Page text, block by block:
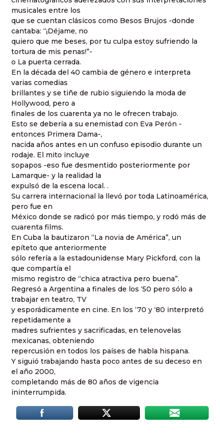
musicales entre los
que se cuentan clásicos como Besos Brujos -donde
cantaba: “¡Déjame, no
quiero que me beses, por tu culpa estoy sufriendo la
tortura de mis penas!”-
o La puerta cerrada.
En la década del 40 cambia de género e interpreta
varias comedias
brillantes y se tiñe de rubio siguiendo la moda de
Hollywood, pero a
finales de los cuarenta ya no le ofrecen trabajo.
Esto se debería a su enemistad con Eva Perón -
entonces Primera Dama-,
nacida años antes en un confuso episodio durante un
rodaje. El mito incluye
sopapos -eso fue desmentido posteriormente por
Lamarque- y la realidad la
expulsó de la escena local. .
Su carrera internacional la llevó por toda Latinoamérica,
pero fue en
México donde se radicó por más tiempo, y rodó más de
cuarenta films.
En Cuba la bautizaron “La novia de América”, un
epíteto que anteriormente
sólo refería a la estadounidense Mary Pickford, con la
que compartía el
mismo registro de “chica atractiva pero buena”.
Regresó a Argentina a finales de los ‘50 pero sólo a
trabajar en teatro, TV
y esporádicamente en cine. En los ‘70 y ‘80 interpretó
repetidamente a
madres sufrientes y sacrificadas, en telenovelas
mexicanas, obteniendo
repercusión en todos los países de habla hispana.
Y siguió trabajando hasta poco antes de su deceso en
el año 2000,
completando más de 80 años de vigencia
ininterrumpida.